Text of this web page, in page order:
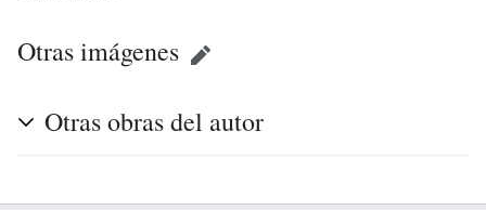
Otras imágenes
Otras obras del autor